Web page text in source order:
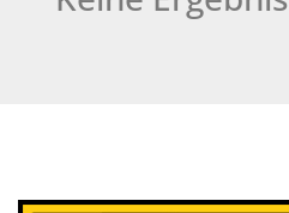
Hersteller